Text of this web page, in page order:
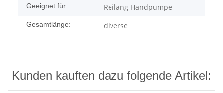
Geeignet für: Reilang Handpumpe
Gesamtlänge: diverse
Kunden kauften dazu folgende Artikel: